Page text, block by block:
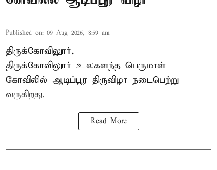
Published on: 09 Aug 2026, 8:59 am
திருக்கோவிலுார்,
திருக்கோவிலுார் உலகளந்த பெருமாள்
கோவிலில் ஆடிப்பூர திருவிழா நடைபெற்று
வருகிறது.
Read More